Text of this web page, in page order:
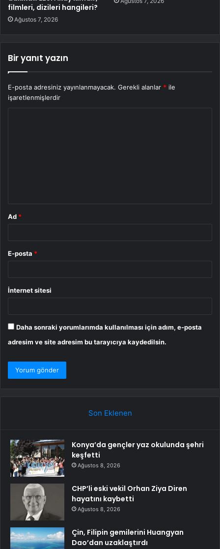
filmleri, dizileri hangileri?
Ağustos 7, 2026
Bir yanıt yazın
E-posta adresiniz yayınlanmayacak. Gerekli alanlar * ile
işaretlenmişlerdir
Ad *
E-posta *
İnternet sitesi
Daha sonraki yorumlarımda kullanılması için adım, e-posta
adresim ve site adresim bu tarayıcıya kaydedilsin.
Son Eklenen
Konya’da gençler yaz okulunda şehri
keşfetti
Ağustos 8, 2026
CHP’li eski vekil Orhan Ziya Diren
hayatını kaybetti
Ağustos 8, 2026
Çin, Filipin gemilerini Huangyan
Dao’dan uzaklaştırdı